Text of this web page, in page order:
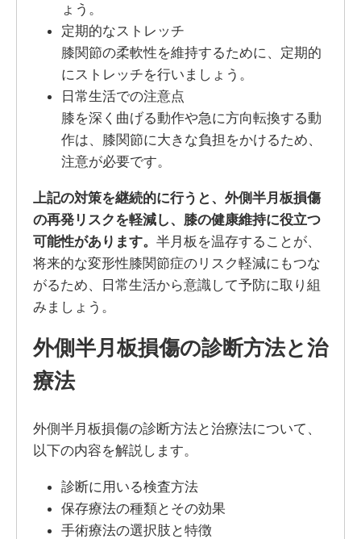
ょう。
定期的なストレッチ
膝関節の柔軟性を維持するために、定期的
にストレッチを行いましょう。
日常生活での注意点
膝を深く曲げる動作や急に方向転換する動
作は、膝関節に大きな負担をかけるため、
注意が必要です。
上記の対策を継続的に行うと、外側半月板損傷
の再発リスクを軽減し、膝の健康維持に役立つ
可能性があります。 半月板を温存することが、
将来的な変形性膝関節症のリスク軽減にもつな
がるため、日常生活から意識して予防に取り組
みましょう。
外側半月板損傷の診断方法と治
療法
外側半月板損傷の診断方法と治療法について、
以下の内容を解説します。
診断に用いる検査方法
保存療法の種類とその効果
手術療法の選択肢と特徴